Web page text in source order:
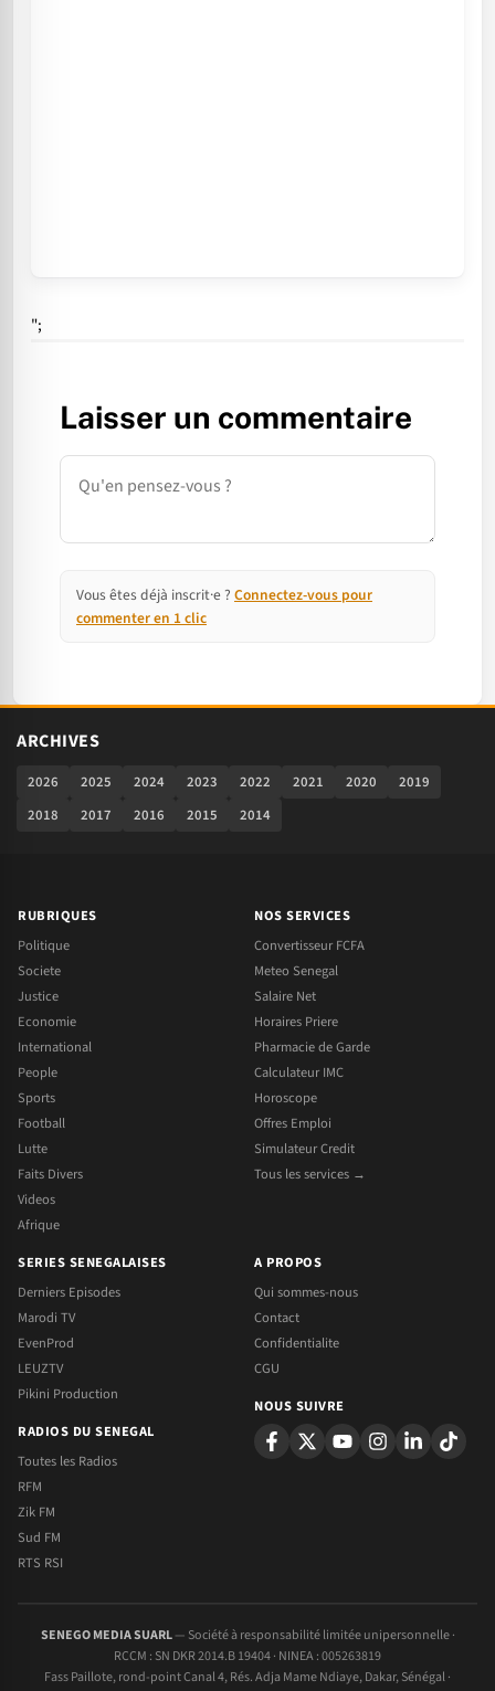
";
Laisser un commentaire
Commentaire
Vous êtes déjà inscrit·e ? Connectez-vous pour
commenter en 1 clic
ARCHIVES
2026 2025 2024 2023 2022 2021 2020
2019
2018
2017 2016 2015 2014
RUBRIQUES
Politique
Societe
Justice
Economie
International
People
Sports
Football
Lutte
Faits Divers
Videos
Afrique
NOS SERVICES
Convertisseur FCFA
Meteo Senegal
Salaire Net
Horaires Priere
Pharmacie de Garde
Calculateur IMC
Horoscope
Offres Emploi
Simulateur Credit
Tous les services →
SERIES SENEGALAISES
Derniers Episodes
Marodi TV
EvenProd
LEUZTV
Pikini Production
RADIOS DU SENEGAL
Toutes les Radios
RFM
Zik FM
Sud FM
RTS RSI
A PROPOS
Qui sommes-nous
Contact
Confidentialite
CGU
NOUS SUIVRE
SENEGO MEDIA SUARL— Société à responsabilité limitée unipersonnelle ·
RCCM : SN DKR 2014.B 19404 · NINEA : 005263819
Fass Paillote, rond-point Canal 4, Rés. Adja Mame Ndiaye, Dakar, Sénégal ·